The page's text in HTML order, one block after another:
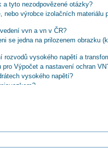
tyto nezodpovězené otázky?
nebo výrobce izolačních materiálu
vvn a vn v ČR?
se jedna na prilozenem obrazku
rozvodů vysokého napětí a
pro Výpočet a nastavení ochran
vysokého napětí?
vedeni vn pouze do urcite
kabelu vn v zemi od domu
vn kabelu?
výšce 1,5m?